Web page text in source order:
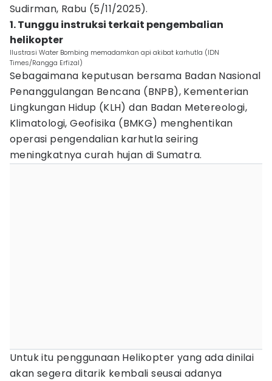
Sudirman, Rabu (5/11/2025).
1. Tunggu instruksi terkait pengembalian
helikopter
Ilustrasi Water Bombing memadamkan api akibat karhutla (IDN
Times/Rangga Erfizal)
Sebagaimana keputusan bersama Badan Nasional
Penanggulangan Bencana (BNPB), Kementerian
Lingkungan Hidup (KLH) dan Badan Metereologi,
Klimatologi, Geofisika (BMKG) menghentikan
operasi pengendalian karhutla seiring
meningkatnya curah hujan di Sumatra.
Untuk itu penggunaan Helikopter yang ada dinilai
akan segera ditarik kembali seusai adanya